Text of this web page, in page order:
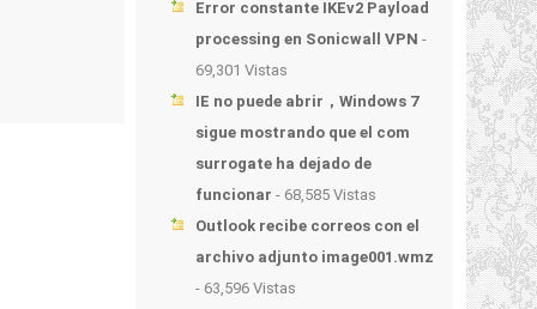
Error constante IKEv2 Payload
processing en Sonicwall VPN -
69,301 Vistas
IE no puede abrir，Windows 7
sigue mostrando que el com
surrogate ha dejado de
funcionar - 68,585 Vistas
Outlook recibe correos con el
archivo adjunto image001.wmz
- 63,596 Vistas